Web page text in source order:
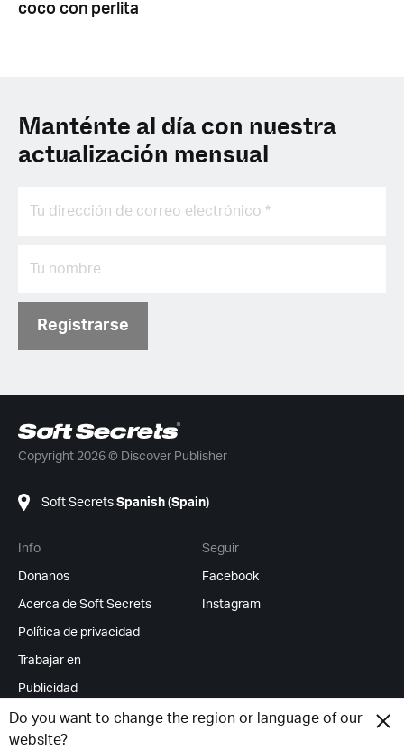
Do you want to change the region or language of our
website?
coco con perlita
Manténte al día con nuestra
actualización mensual
Registrarse
Copyright 2026 © Discover Publisher
Soft Secrets Spanish (Spain)
Info
Donanos
Acerca de Soft Secrets
Política de privacidad
Trabajar en
Publicidad
Feed RSS
Cambiar cookies
Seguir
Facebook
Instagram